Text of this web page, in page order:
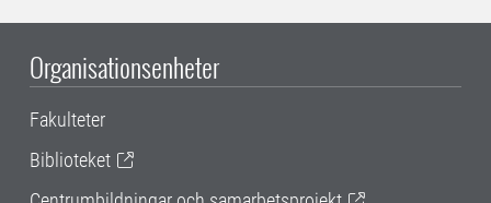
Organisationsenheter
Fakulteter
Biblioteket